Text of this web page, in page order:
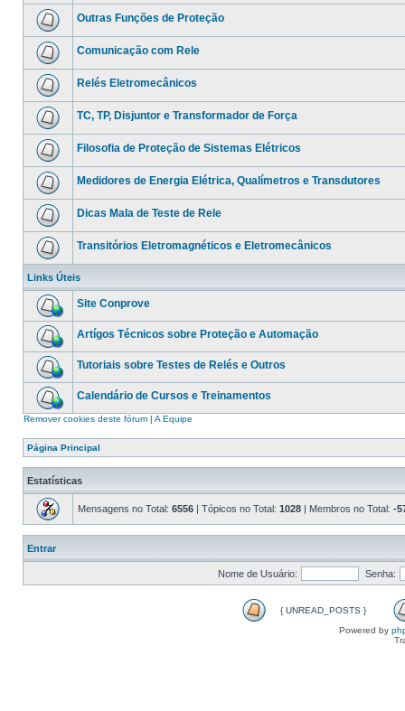
Outras Funções de Proteção
Comunicação com Rele
Relés Eletromecânicos
TC, TP, Disjuntor e Transformador de Força
Filosofia de Proteção de Sistemas Elétricos
Medidores de Energia Elétrica, Qualímetros e Transdutores
Dicas Mala de Teste de Rele
Transitórios Eletromagnéticos e Eletromecânicos
Links Úteis
Site Conprove
Artígos Técnicos sobre Proteção e Automação
Tutoriais sobre Testes de Relés e Outros
Calendário de Cursos e Treinamentos
Remover cookies deste fórum | A Equipe
Página Principal
Estatísticas
Mensagens no Total: 6556 | Tópicos no Total: 1028 | Membros no Total: -
Entrar
Nome de Usuário: Senha:
{ UNREAD_POSTS }
Powered by